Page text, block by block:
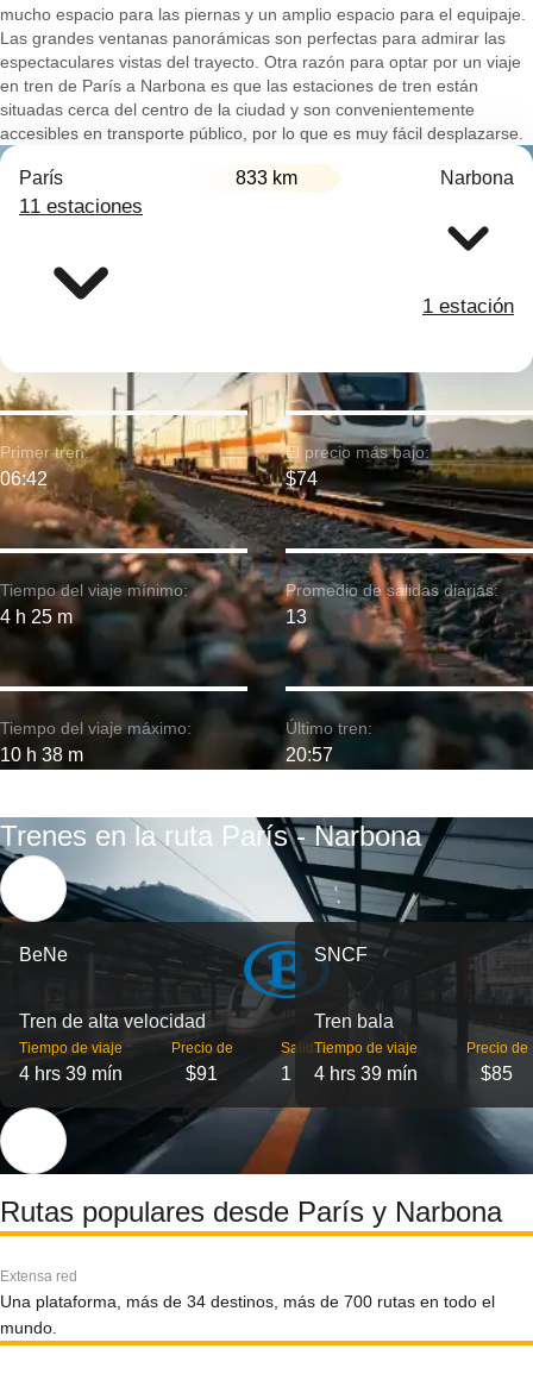
mucho espacio para las piernas y un amplio espacio para el equipaje.
Las grandes ventanas panorámicas son perfectas para admirar las
espectaculares vistas del trayecto. Otra razón para optar por un viaje
en tren de París a Narbona es que las estaciones de tren están
situadas cerca del centro de la ciudad y son convenientemente
accesibles en transporte público, por lo que es muy fácil desplazarse.
París 833 km Narbona
11 estaciones
1 estación
Tiempo del viaje mínimo:
4 h 25 m
Primer tren:
06:42
Tiempo del viaje máximo:
10 h 38 m
El precio más bajo:
$74
Promedio de salidas diarias:
13
Último tren:
20:57
Trenes en la ruta París - Narbona
BeNe
Tren de alta velocidad
Tiempo de viaje
4 hrs 39 mín
Precio de
$91
Salidas
1
SNCF
Tren bala
Tiempo de viaje
4 hrs 39 mín
Precio de
$85
Rutas populares desde París y Narbona
Extensa red
Una plataforma, más de 34 destinos, más de 700 rutas en todo el
mundo.